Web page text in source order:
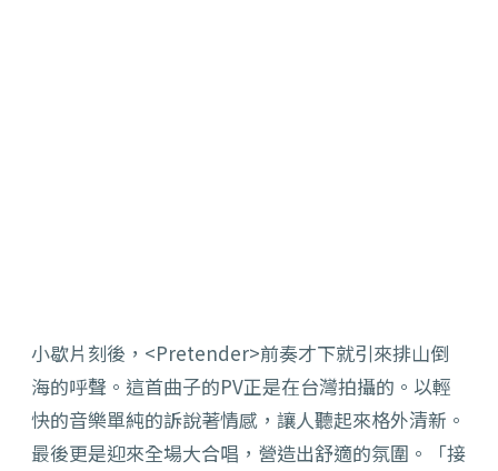
小歇片刻後，<Pretender>前奏才下就引來排山倒
海的呼聲。這首曲子的PV正是在台灣拍攝的。以輕
快的音樂單純的訴說著情感，讓人聽起來格外清新。
最後更是迎來全場大合唱，營造出舒適的氛圍。「接